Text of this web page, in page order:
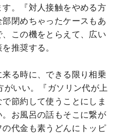
。『対人接触をやめる方
閉めちゃったケースもあ
この機をとらえて、広い
推奨する。
来る時に、できる限り相乗
がいい。『ガソリン代が上
節約して使うことにしま
お風呂の話もそこに繋が
代金も素うどんにトッピ